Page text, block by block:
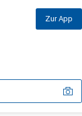
Zur App